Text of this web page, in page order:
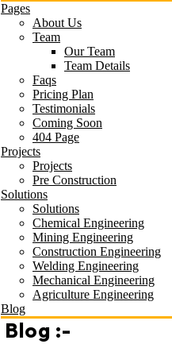
Pages
About Us
Team
Our Team
Team Details
Faqs
Pricing Plan
Testimonials
Coming Soon
404 Page
Projects
Projects
Pre Construction
Solutions
Solutions
Chemical Engineering
Mining Engineering
Construction Engineering
Welding Engineering
Mechanical Engineering
Agriculture Engineering
Blog
Blog :-